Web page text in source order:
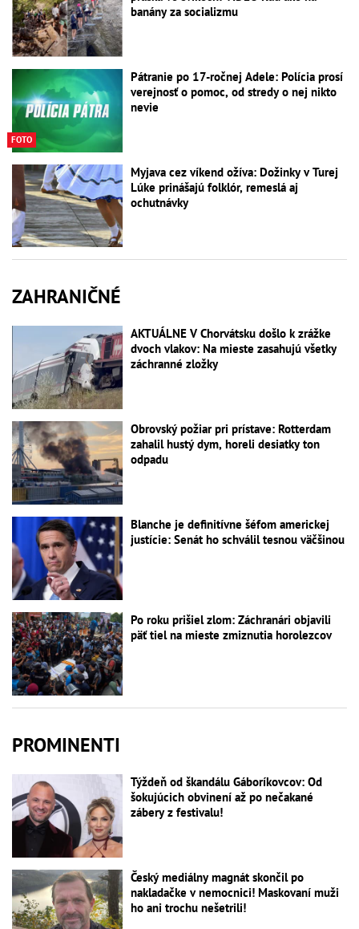
banány za socializmu
FOTO
Pátranie po 17-ročnej Adele: Polícia prosí
verejnosť o pomoc, od stredy o nej nikto
nevie
Myjava cez víkend ožíva: Dožinky v Turej
Lúke prinášajú folklór, remeslá aj
ochutnávky
ZAHRANIČNÉ
AKTUÁLNE V Chorvátsku došlo k zrážke
dvoch vlakov: Na mieste zasahujú všetky
záchranné zložky
Obrovský požiar pri prístave: Rotterdam
zahalil hustý dym, horeli desiatky ton
odpadu
Blanche je definitívne šéfom americkej
justície: Senát ho schválil tesnou väčšinou
Po roku prišiel zlom: Záchranári objavili
päť tiel na mieste zmiznutia horolezcov
PROMINENTI
Týždeň od škandálu Gáboríkovcov: Od
šokujúcich obvinení až po nečakané
zábery z festivalu!
Český mediálny magnát skončil po
nakladačke v nemocnici! Maskovaní muži
ho ani trochu nešetrili!